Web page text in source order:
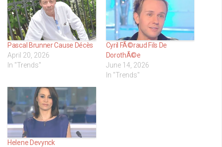
Pascal Brunner Cause Décès
April 20, 2026
In "Trends"
Cyril FÃ©raud Fils De
DorothÃ©e
June 14, 2026
In "Trends"
Helene Devynck